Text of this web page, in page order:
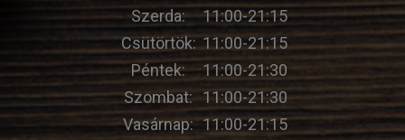
Szerda:
11:00-21:15
Csütörtök: 11:00-21:15
Péntek:
11:00-21:30
Szombat:
11:00-21:30
Vasárnap: 11:00-21:15